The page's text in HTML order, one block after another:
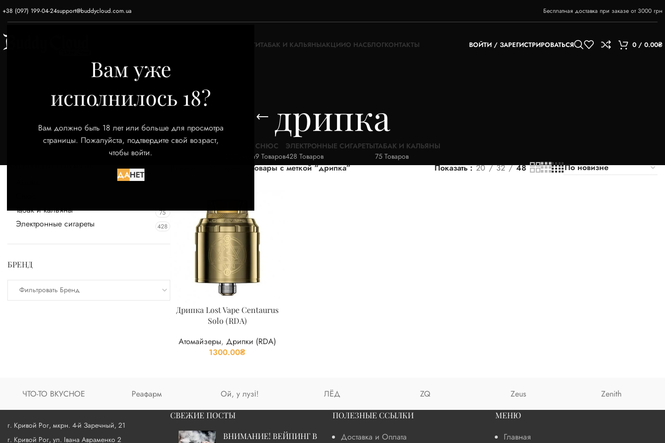
Вам уже
исполнилось 18?
Вам должно быть 18 лет или больше для просмотра
страницы. Пожалуйста, подтвердите свой возраст,
чтобы войти.
ДАНЕТ
+38 (097) 199-04-24support@buddycloud.com.ua Бесплатная доставка при заказе от 3000 грн
ЖИДКОСТИТАБАК И КАЛЬЯНЫАКЦИИО НАСБЛОГКОНТАКТЫ ВОЙТИ / ЗАРЕГИСТРИРОВАТЬСЯ 0 / 0.00₴
дрипка
52 Товара
СНЮС
9 Товаров
ЭЛЕКТРОННЫЕ СИГАРЕТЫ
428 Товаров
ТАБАК И КАЛЬЯНЫ
75 Товаров
Табак и кальяны 75
Электронные сигареты 428
БРЕНД
Фильтровать Бренд
Товары с меткой “дрипка” Показать 20 32 48
Дрипка Lost Vape Centaurus
Solo (RDA)
Атомайзеры, Дрипки (RDA)
1300.00₴
ЧТО-ТО ВКУСНОЕ Реафарм Ой, у лузі! ЛЁД ZQ Zeus Zenith
г. Кривой Рог, мкрн. 4-й Заречный, 21
г. Кривой Рог, ул. Івана Авраменко 2
СВЕЖИЕ ПОСТЫ
ВНИМАНИЕ! ВЕЙПИНГ В
ПОЛЕЗНЫЕ ССЫЛКИ
Доставка и Оплата
МЕНЮ
Главная